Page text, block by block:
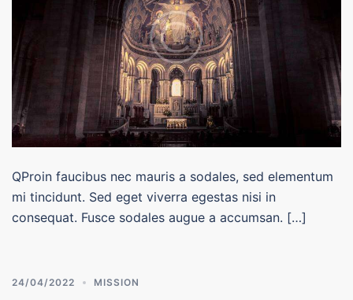
QProin faucibus nec mauris a sodales, sed elementum
mi tincidunt. Sed eget viverra egestas nisi in
consequat. Fusce sodales augue a accumsan. […]
24/04/2022 MISSION